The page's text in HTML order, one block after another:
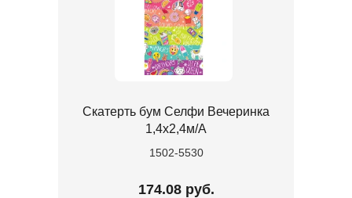
Скатерть бум Селфи Вечеринка
1,4х2,4м/А
1502-5530
174.08 руб.